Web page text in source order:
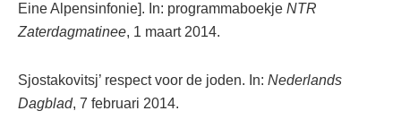
Eine Alpensinfonie]. In: programmaboekje NTR
Zaterdagmatinee, 1 maart 2014.
Sjostakovitsj’ respect voor de joden. In: Nederlands
Dagblad, 7 februari 2014.